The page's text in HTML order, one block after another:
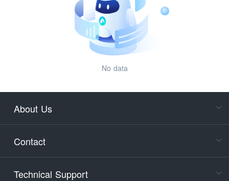
No data
About Us
Contact
Technical Support